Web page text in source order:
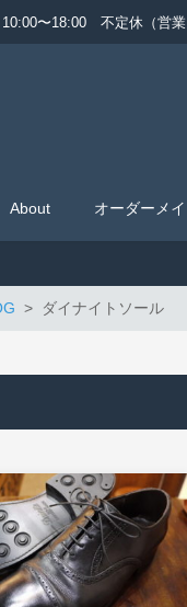
10:00〜18:00 不定休（営業
About オーダーメ
ダイナイトソール